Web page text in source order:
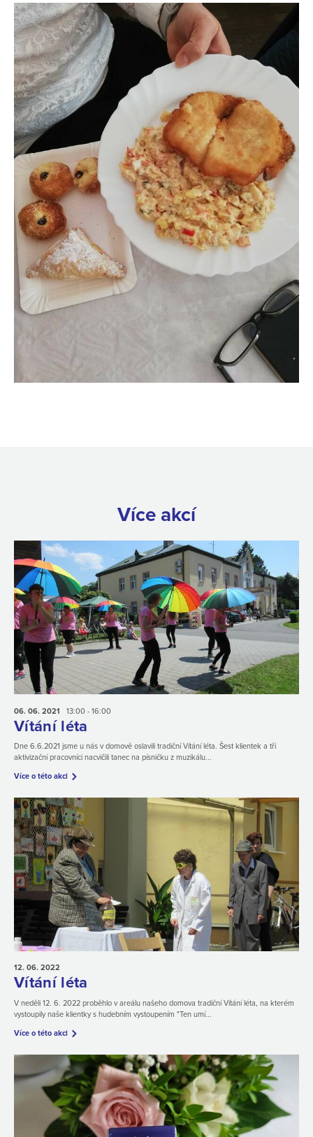
Více akcí
06. 06. 2021 13:00 - 16:00
Vítání léta
Dne 6.6.2021 jsme u nás v domově oslavili tradiční Vítání léta. Šest klientek a tři
aktivizační pracovníci nacvičili tanec na písničku z muzikálu...
Více o této akci
12. 06. 2022
Vítání léta
V neděli 12. 6. 2022 proběhlo v areálu našeho domova tradiční Vítání léta, na kterém
vystoupily naše klientky s hudebním vystoupením "Ten umí...
Více o této akci